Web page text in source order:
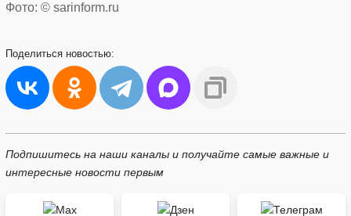
Фото: © sarinform.ru
Поделиться новостью:
Подпишитесь на наши каналы и получайте самые важные и
интересные новости первым